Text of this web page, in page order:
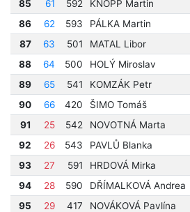
85 61 592 KNOPP Martin
86
62 593 PÁLKA Martin
87
63 501 MATAL Libor
88
64 500 HOLÝ Miroslav
89
65 541 KOMZÁK Petr
90
66 420 ŠIMO Tomáš
91
25 542 NOVOTNÁ Marta
92
26 543 PAVLŮ Blanka
93
27 591 HRDOVÁ Mirka
94
28 590 DŘÍMALKOVÁ Andrea
95
29 417 NOVÁKOVÁ Pavlína